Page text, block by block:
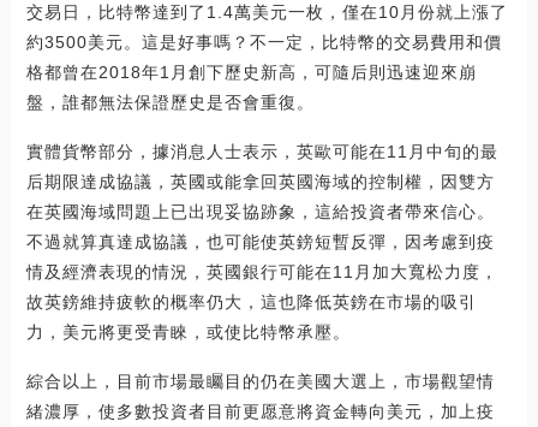
交易日，比特幣達到了1.4萬美元一枚，僅在10月份就上漲了
約3500美元。這是好事嗎？不一定，比特幣的交易費用和價
格都曾在2018年1月創下歷史新高，可隨后則迅速迎來崩
盤，誰都無法保證歷史是否會重復。
實體貨幣部分，據消息人士表示，英歐可能在11月中旬的最
后期限達成協議，英國或能拿回英國海域的控制權，因雙方
在英國海域問題上已出現妥協跡象，這給投資者帶來信心。
不過就算真達成協議，也可能使英鎊短暫反彈，因考慮到疫
情及經濟表現的情況，英國銀行可能在11月加大寬松力度，
故英鎊維持疲軟的概率仍大，這也降低英鎊在市場的吸引
力，美元將更受青睞，或使比特幣承壓。
綜合以上，目前市場最矚目的仍在美國大選上，市場觀望情
緒濃厚，使多數投資者目前更愿意將資金轉向美元，加上疫